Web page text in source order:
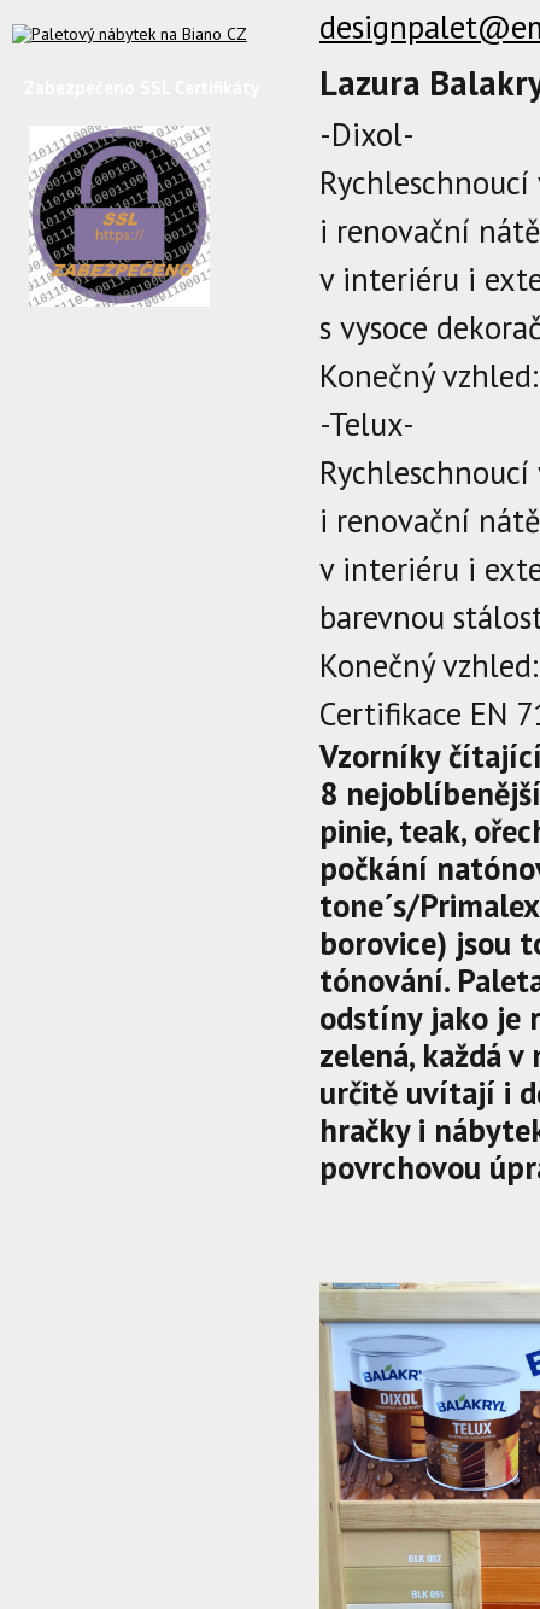
Lazura
-Dixol-
i renovační
v interiéru i
s vysoce
Konečný
-Telux-
i renovační
v interiéru i
barevnou
Konečný
Certifikace EN
Vzorníky
8
pinie, teak,
počkání
tone´s/
borovice) jsou
tónování.
odstíny jako je
zelená, každá
určitě uvítají i
hračky i
povrchovou